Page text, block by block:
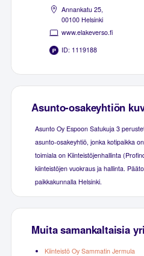
Annankatu 25,
00100 Helsinki
www.elakeverso.fi
ID: 1119188
Asunto-osakeyhtiön
Asunto Oy Espoon Satukuja 3
asunto-osakeyhtiö, jonka kotipaikka
toimiala on Kiinteistöjenhallinta
kiinteistöjen vuokraus ja hallinta.
paikkakunnalla Helsinki.
Muita samankaltaisia
Kiinteistö Oy Sammatin Jermula